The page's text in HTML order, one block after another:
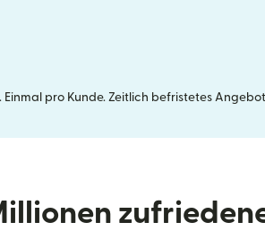
Einmal pro Kunde. Zeitlich befristetes